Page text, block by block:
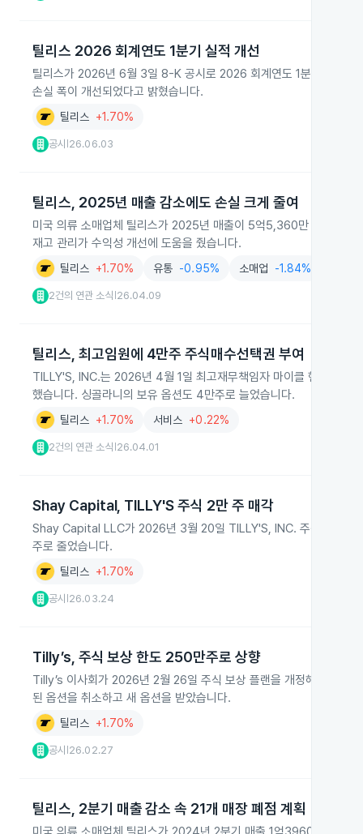
틸리스 2026 회계연도 1분기 실적 개선
틸리스가 2026년 6월 3일 8-K 공시로 2026 회계연도 1분기 실적
손실 폭이 개선되었다고 밝혔습니다.
틸리스 +1.70%
공시 26.06.03
틸리스, 2025년 매출 감소에도 손실 크게 줄여
미국 의류 소매업체 틸리스가 2025년 매출이 5억5,360만 달러로
재고 관리가 수익성 개선에 도움을 줬습니다.
틸리스 +1.70% 유통 -0.95% 소매업 -1.84%
2건의 연관 소식 26.04.09
틸리스, 최고임원에 4만주 주식매수선택권 부여
TILLY'S, INC.는 2026년 4월 1일 최고재무책임자 마이클 헨리와 최
했습니다. 싱골라니의 보유 옵션도 4만주로 늘었습니다.
틸리스 +1.70% 서비스 +0.22%
2건의 연관 소식 26.04.01
Shay Capital, TILLY'S 주식 2만 주 매각
Shay Capital LLC가 2026년 3월 20일 TILLY'S, INC. 주식 2만 주
주로 줄었습니다.
틸리스 +1.70%
공시 26.03.24
Tilly’s, 주식 보상 한도 250만주로 상향
Tilly’s 이사회가 2026년 2월 26일 주식 보상 플랜을 개정해 개인
된 옵션을 취소하고 새 옵션을 받았습니다.
틸리스 +1.70%
공시 26.02.27
틸리스, 2분기 매출 감소 속 21개 매장 폐점 계획